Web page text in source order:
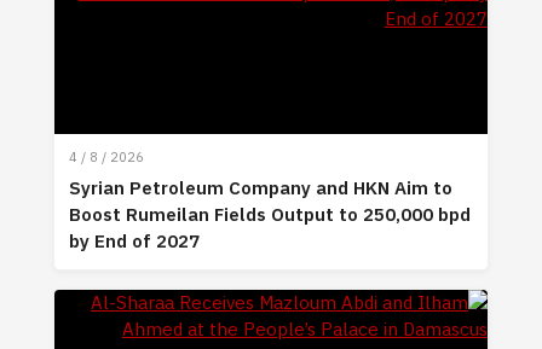
4 / 8 / 2026
Syrian Petroleum Company and HKN Aim to
Boost Rumeilan Fields Output to 250,000 bpd
by End of 2027